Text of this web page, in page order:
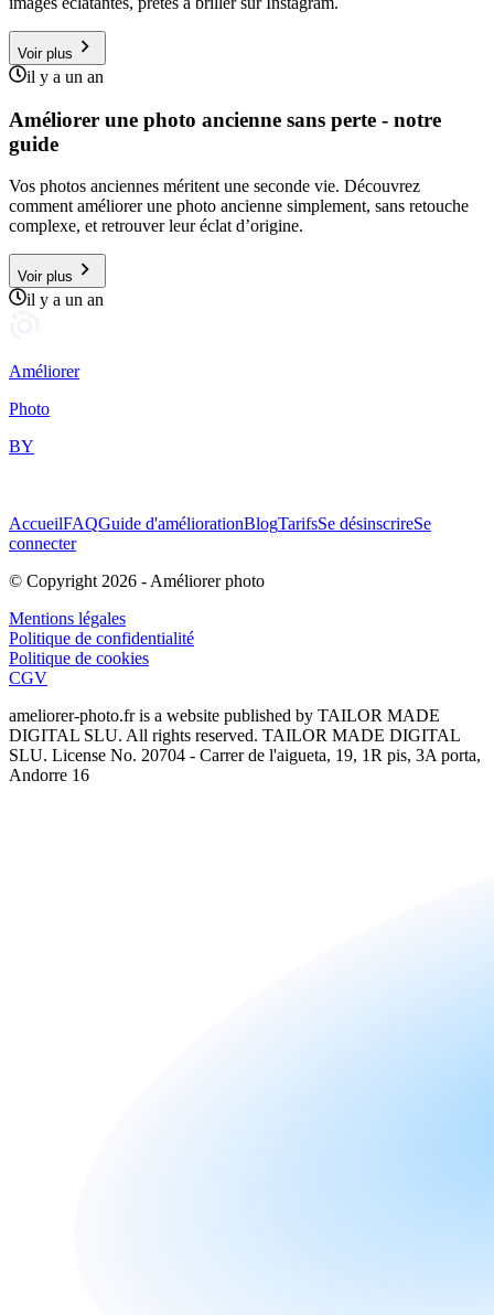
Voir plus
il y a un an
Améliorer une photo ancienne sans perte - notre
guide
Vos photos anciennes méritent une seconde vie. Découvrez
comment améliorer une photo ancienne simplement, sans retouche
complexe, et retrouver leur éclat d’origine.
Voir plus
il y a un an
Améliorer
Photo
BY
AccueilFAQGuide d'améliorationBlogTarifsSe désinscrireSe
connecter
© Copyright 2026 - Améliorer photo
Mentions légales
Politique de confidentialité
Politique de cookies
CGV
ameliorer-photo.fris a website published by TAILOR MADE
DIGITAL SLU. All rights reserved. TAILOR MADE DIGITAL
SLU. License No. 20704 - Carrer de l'aigueta, 19, 1R pis, 3A porta,
Andorre 16